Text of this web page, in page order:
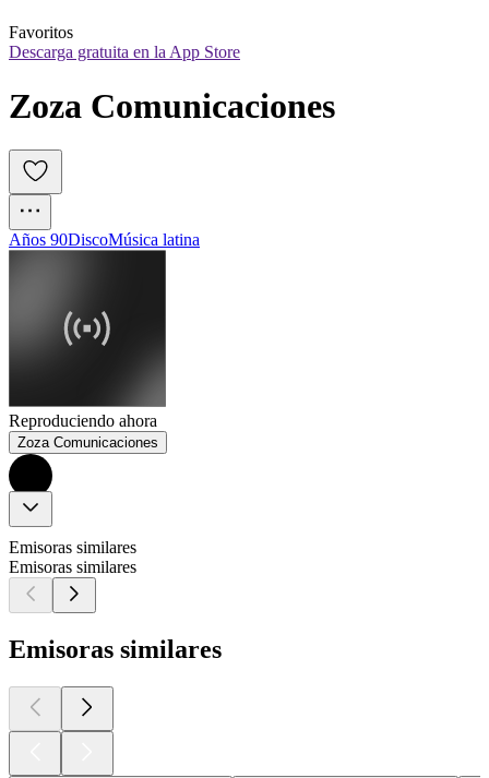
Favoritos
Descarga gratuita en la App Store
Zoza Comunicaciones
Años 90DiscoMúsica latina
Reproduciendo ahora
Zoza Comunicaciones
Emisoras similares
Emisoras similares
Emisoras similares